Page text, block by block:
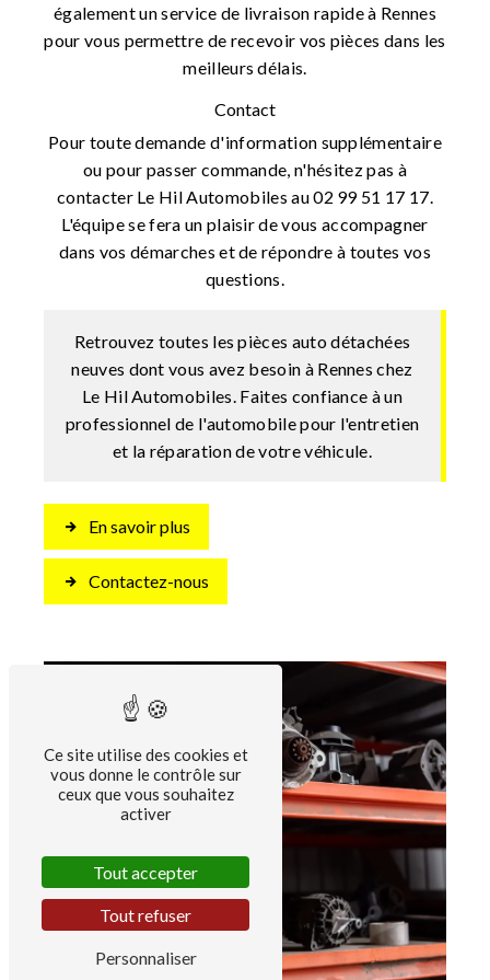
également un service de livraison rapide à Rennes
pour vous permettre de recevoir vos pièces dans les
meilleurs délais.
Contact
Pour toute demande d'information supplémentaire
ou pour passer commande, n'hésitez pas à
contacter Le Hil Automobiles au 02 99 51 17 17.
L'équipe se fera un plaisir de vous accompagner
dans vos démarches et de répondre à toutes vos
questions.
Retrouvez toutes les pièces auto détachées
neuves dont vous avez besoin à Rennes chez
Le Hil Automobiles. Faites confiance à un
professionnel de l'automobile pour l'entretien
et la réparation de votre véhicule.
En savoir plus
Contactez-nous
Ce site utilise des cookies et
vous donne le contrôle sur
ceux que vous souhaitez
activer
Tout accepter
Tout refuser
Personnaliser